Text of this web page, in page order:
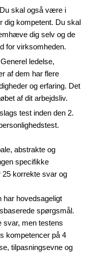
skal også være i
dig kompetent. Du skal
dig selv og de
for virksomheden.
ledelse,
af dem har flere
og erfaring. Det
af dit arbejdsliv.
test inden den 2.
abstrakte og
specifikke
25 korrekte svar og
har hovedsageligt
spørgsmål.
svar, men testens
kompetencer på 4
tilpasningsevne og